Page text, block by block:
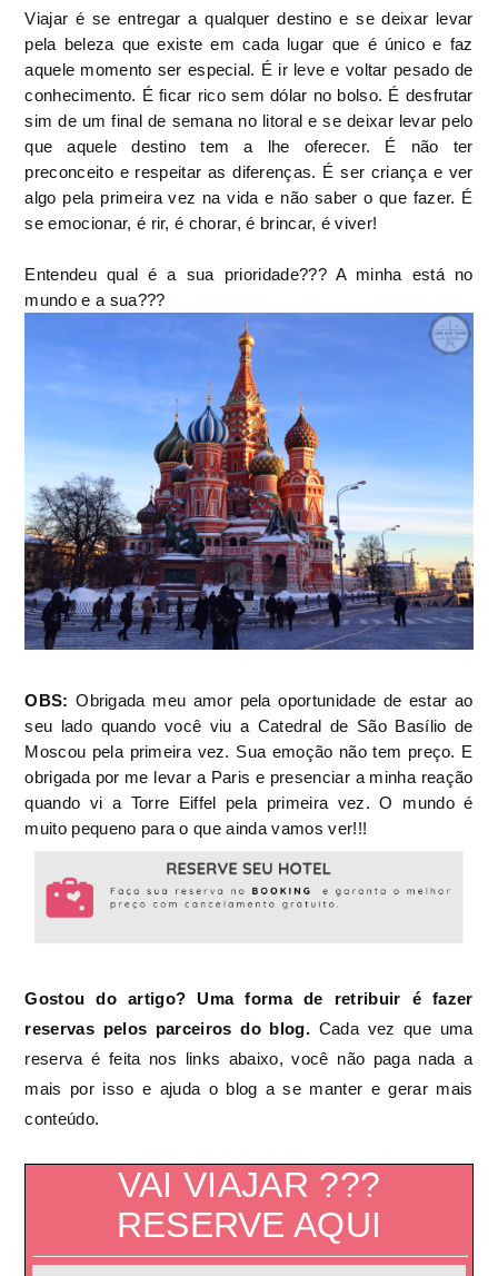
Viajar é se entregar a qualquer destino e se deixar levar
pela beleza que existe em cada lugar que é único e faz
aquele momento ser especial. É ir leve e voltar pesado de
conhecimento. É ficar rico sem dólar no bolso. É desfrutar
sim de um final de semana no litoral e se deixar levar pelo
que aquele destino tem a lhe oferecer. É não ter
preconceito e respeitar as diferenças. É ser criança e ver
algo pela primeira vez na vida e não saber o que fazer. É
se emocionar, é rir, é chorar, é brincar, é viver!
Entendeu qual é a sua prioridade??? A minha está no
mundo e a sua???
OBS:Obrigada meu amor pela oportunidade de estar ao
seu lado quando você viu a Catedral de São Basílio de
Moscou pela primeira vez. Sua emoção não tem preço. E
obrigada por me levar a Paris e presenciar a minha reação
quando vi a Torre Eiffel pela primeira vez. O mundo é
muito pequeno para o que ainda vamos ver!!!
Gostou do artigo? Uma forma de retribuir é fazer
reservas pelos parceiros do blog. Cada vez que uma
reserva é feita nos links abaixo, você não paga nada a
mais por isso e ajuda o blog a se manter e gerar mais
conteúdo.
VAI VIAJAR ???
RESERVE AQUI